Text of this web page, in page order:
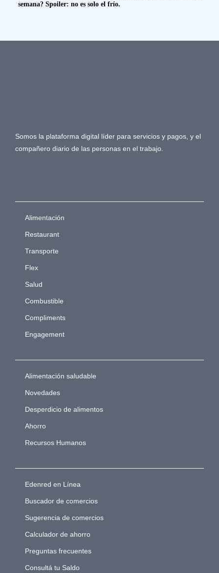
semana? Spoiler: no es solo el frío.
Somos la plataforma digital líder para servicios y pagos, y el
compañero diario de las personas en el trabajo.
Alimentación
Restaurant
Transporte
Flex
Salud
Combustible
Compliments
Engagement
Alimentación saludable
Novedades
Desperdicio de alimentos
Ahorro
Recursos Humanos
Edenred en Línea
Buscador de comercios
Sugerencia de comercios
Calculador de ahorro
Preguntas frecuentes
Consultá tu Saldo